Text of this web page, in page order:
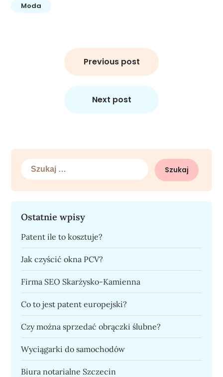
Moda
Previous post
Next post
Szukaj:
Ostatnie wpisy
Patent ile to kosztuje?
Jak czyścić okna PCV?
Firma SEO Skarżysko-Kamienna
Co to jest patent europejski?
Czy można sprzedać obrączki ślubne?
Wyciągarki do samochodów
Biura notarialne Szczecin